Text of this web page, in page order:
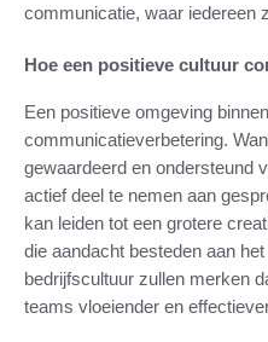
communicatie, waar iedereen
Hoe een positieve cultuur
Een positieve omgeving
communicatieverbetering.
gewaardeerd en ondersteund
actief deel te nemen aan
kan leiden tot een grotere
die aandacht besteden aan
bedrijfscultuur zullen merken
teams vloeiender en